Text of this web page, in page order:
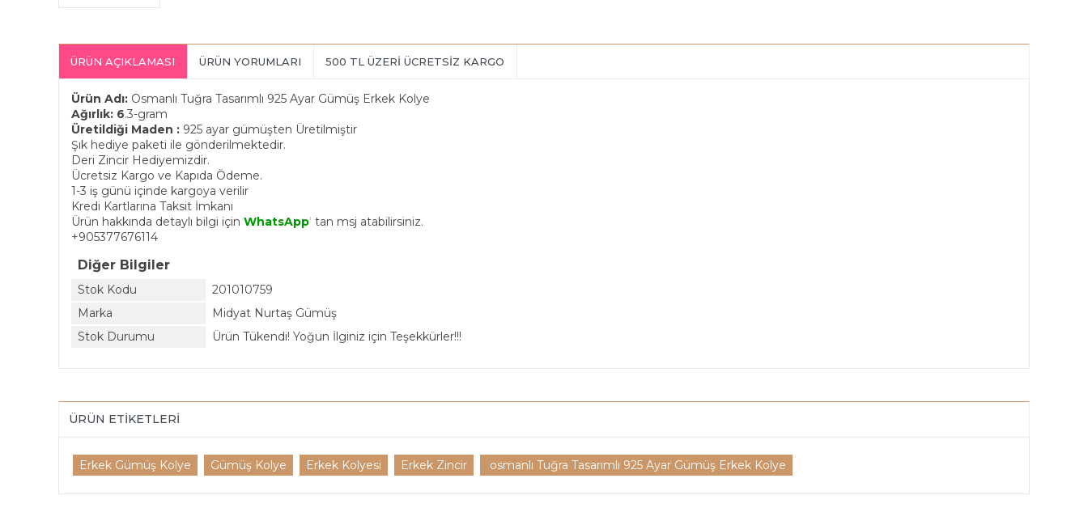
ÜRÜN AÇIKLAMASI ÜRÜN YORUMLARI 500 TL ÜZERİ ÜCRETSİZ KARGO
Ürün Adı: Osmanlı Tuğra Tasarımlı 925 Ayar Gümüş Erkek Kolye
Ağırlık: 6.3-gram
Üretildiği Maden : 925 ayar gümüşten Üretilmiştir
Şık hediye paketi ile gönderilmektedir.
Deri Zincir Hediyemizdir.
Ücretsiz Kargo ve Kapıda Ödeme.
1-3 iş günü içinde kargoya verilir
Kredi Kartlarına Taksit İmkanı
Ürün hakkında detaylı bilgi için WhatsApp' tan msj atabilirsiniz.
+905377676114
Diğer Bilgiler
Stok Kodu
201010759
Marka
Midyat Nurtaş Gümüş
Stok Durumu
Ürün Tükendi! Yoğun İlginiz için Teşekkürler!!!
ÜRÜN ETIKETLERI
Erkek Gümüş Kolye Gümüş Kolye Erkek Kolyesi Erkek Zincir osmanlı Tuğra Tasarımlı 925 Ayar Gümüş Erkek Kolye